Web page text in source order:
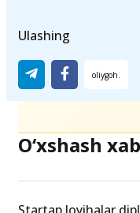
Startap loyihalar
Ulashing
O‘xshash